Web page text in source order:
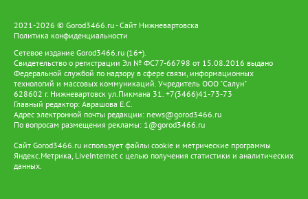
2021-2026 © Gorod3466.ru - Сайт Нижневартовска
Политика конфиденциальности
Сетевое издание Gorod3466.ru (16+).
Свидетельство о регистрации Эл № ФС77-66798 от 15.08.2016 выдано
Федеральной службой по надзору в сфере связи, информационных
технологий и массовых коммуникаций. Учредитель ООО "Салун"
628602 г. Нижневартовск ул.Пикмана 31. +7(3466)41-73-73
Главный редактор: Аврашова Е.С.
Адрес электронной почты редакции: news@gorod3466.ru
По вопросам размещения рекламы: 1@gorod3466.ru
Сайт Gorod3466.ru использует файлы cookie и метрические программы
Яндекс.Метрика, LiveInternet с целью получения статистики и аналитических
данных.